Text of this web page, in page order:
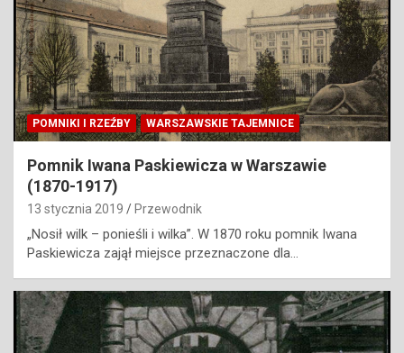
POMNIKI I RZEŹBY WARSZAWSKIE TAJEMNICE
Pomnik Iwana Paskiewicza w Warszawie
(1870-1917)
13 stycznia 2019 Przewodnik
„Nosił wilk – ponieśli i wilka”. W 1870 roku pomnik Iwana
Paskiewicza zajął miejsce przeznaczone dla…